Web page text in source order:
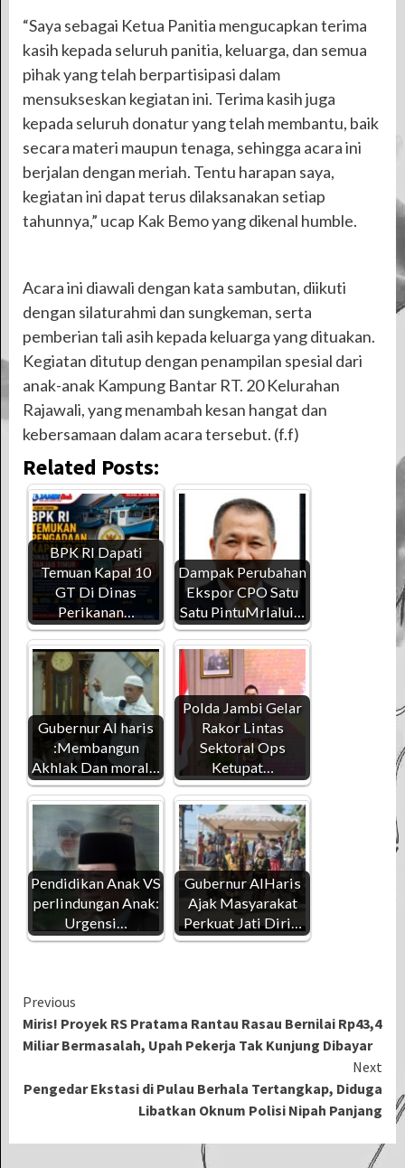
“Saya sebagai Ketua Panitia mengucapkan terima
kasih kepada seluruh panitia, keluarga, dan semua
pihak yang telah berpartisipasi dalam
mensukseskan kegiatan ini. Terima kasih juga
kepada seluruh donatur yang telah membantu, baik
secara materi maupun tenaga, sehingga acara ini
berjalan dengan meriah. Tentu harapan saya,
kegiatan ini dapat terus dilaksanakan setiap
tahunnya,” ucap Kak Bemo yang dikenal humble.
Acara ini diawali dengan kata sambutan, diikuti
dengan silaturahmi dan sungkeman, serta
pemberian tali asih kepada keluarga yang dituakan.
Kegiatan ditutup dengan penampilan spesial dari
anak-anak Kampung Bantar RT. 20 Kelurahan
Rajawali, yang menambah kesan hangat dan
kebersamaan dalam acara tersebut. (f.f)
Related Posts:
BPK RI Dapati
Temuan Kapal 10
GT Di Dinas
Perikanan…
Dampak Perubahan
Ekspor CPO Satu
Satu PintuMrlalui…
Gubernur Al haris
:Membangun
Akhlak Dan moral…
Polda Jambi Gelar
Rakor Lintas
Sektoral Ops
Ketupat…
Pendidikan Anak VS
perlindungan Anak:
Urgensi…
Gubernur AlHaris
Ajak Masyarakat
Perkuat Jati Diri…
Continue
Reading
Previous
Miris! Proyek RS Pratama Rantau Rasau Bernilai Rp43,4
Miliar Bermasalah, Upah Pekerja Tak Kunjung Dibayar
Next
Pengedar Ekstasi di Pulau Berhala Tertangkap, Diduga
Libatkan Oknum Polisi Nipah Panjang